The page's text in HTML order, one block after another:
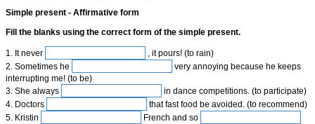
Simple present - Affirmative form
Fill the blanks using the correct form of the simple present.
1. It never
, it pours! (to rain)
2. Sometimes he
very annoying because he keeps
interrupting me! (to be)
3. She always
in dance competitions. (to participate)
4. Doctors
that fast food be avoided. (to recommend)
5. Kristin
French and so